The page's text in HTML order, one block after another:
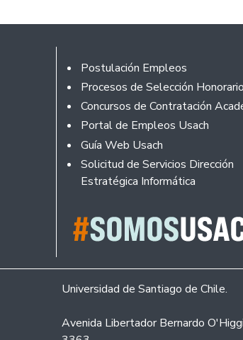
Footer
Postulación Empleos
Procesos de Selección
Concursos de Contratación
Portal de Empleos Usach
Guía Web Usach
Solicitud de Servicios Dirección
Estratégica Informática
Universidad de Santiago de Chile.
Avenida Libertador Bernardo